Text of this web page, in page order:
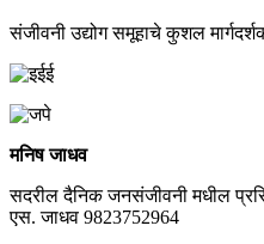
संजीवनी उद्योग समूहाचे कुशल
मनिष जाधव
सदरील दैनिक जनसंजीवनी मधील
एस. जाधव 9823752964